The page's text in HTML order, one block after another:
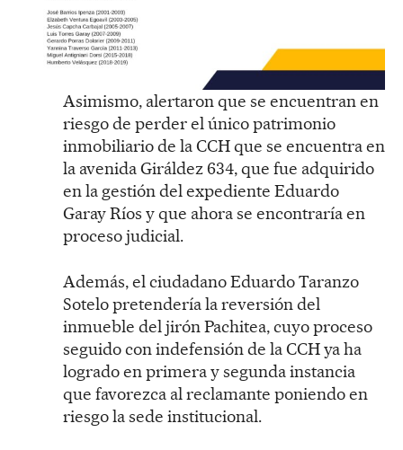
Asimismo, alertaron que se encuentran en
riesgo de perder el único patrimonio
inmobiliario de la CCH que se encuentra en
la avenida Giráldez 634, que fue adquirido
en la gestión del expediente Eduardo
Garay Ríos y que ahora se encontraría en
proceso judicial.
Además, el ciudadano Eduardo Taranzo
Sotelo pretendería la reversión del
inmueble del jirón Pachitea, cuyo proceso
seguido con indefensión de la CCH ya ha
logrado en primera y segunda instancia
que favorezca al reclamante poniendo en
riesgo la sede institucional.